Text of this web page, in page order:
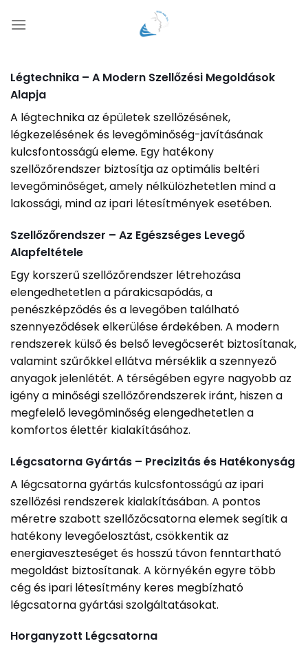
Légtechnika – A Modern Szellőzési Megoldások
Alapja
A légtechnika az épületek szellőzésének,
légkezelésének és levegőminőség-javításának
kulcsfontosságú eleme. Egy hatékony
szellőzőrendszer biztosítja az optimális beltéri
levegőminőséget, amely nélkülözhetetlen mind a
lakossági, mind az ipari létesítmények esetében.
Szellőzőrendszer – Az Egészséges Levegő
Alapfeltétele
Egy korszerű szellőzőrendszer létrehozása
elengedhetetlen a párakicsapódás, a
penészképződés és a levegőben található
szennyeződések elkerülése érdekében. A modern
rendszerek külső és belső levegőcserét biztosítanak,
valamint szűrőkkel ellátva mérséklik a szennyező
anyagok jelenlétét. A térségében egyre nagyobb az
igény a minőségi szellőzőrendszerek iránt, hiszen a
megfelelő levegőminőség elengedhetetlen a
komfortos élettér kialakításához.
Légcsatorna Gyártás – Precizitás és Hatékonyság
A légcsatorna gyártás kulcsfontosságú az ipari
szellőzési rendszerek kialakításában. A pontos
méretre szabott szellőzőcsatorna elemek segítik a
hatékony levegőelosztást, csökkentik az
energiaveszteséget és hosszú távon fenntartható
megoldást biztosítanak. A környékén egyre több
cég és ipari létesítmény keres megbízható
légcsatorna gyártási szolgáltatásokat.
Horganyzott Légcsatorna